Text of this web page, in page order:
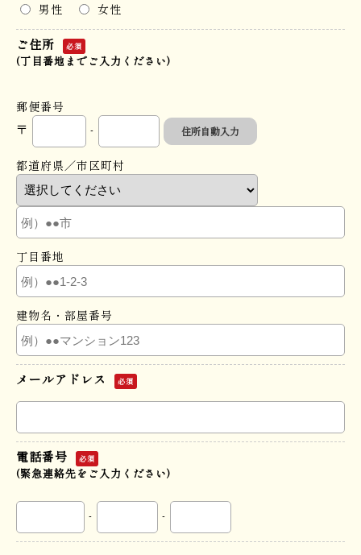
男性 女性
ご住所 必須
(丁目番地までご入力ください)
郵便番号
〒
- 住所自動入力
都道府県／市区町村
丁目番地
建物名・部屋番号
メールアドレス 必須
電話番号 必須
(緊急連絡先をご入力ください)
- -